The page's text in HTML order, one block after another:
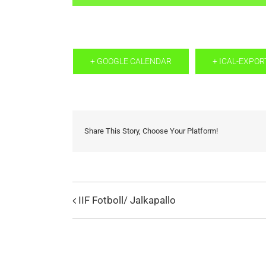
+ GOOGLE CALENDAR + ICAL-
Share This Story, Choose Your Platform!
Evenemang
IIF Fotboll/ Jalkapallo